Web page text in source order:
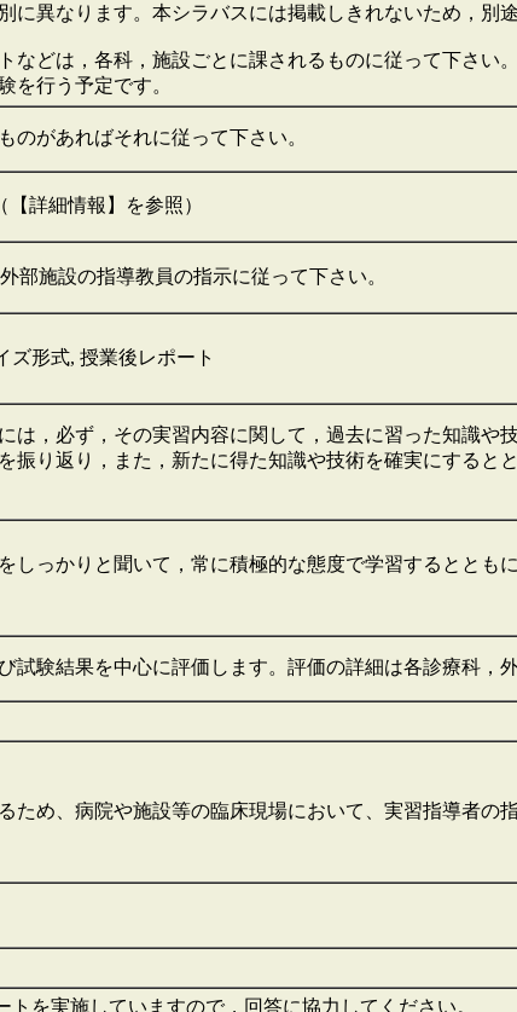
に異なります。本シラバスには掲載しきれないため，別途
などは，各科，施設ごとに課されるものに従って下さい。
を行う予定です。
のがあればそれに従って下さい。
【詳細情報】を参照）
部施設の指導教員の指示に従って下さい。
ズ形式, 授業後レポート
は，必ず，その実習内容に関して，過去に習った知識や
振り返り，また，新たに得た知識や技術を確実にすると
しっかりと聞いて，常に積極的な態度で学習するとと
試験結果を中心に評価します。評価の詳細は各診療科，
ため、病院や施設等の臨床現場において、実習指導者の
を実施していますので，回答に協力してください。